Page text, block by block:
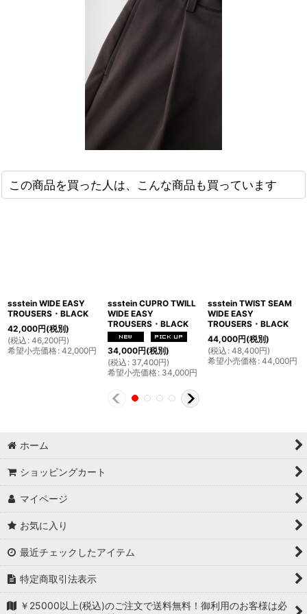
この商品を買った人は、こんな商品も買っています
ssstein WIDE EASY
TROUSERS・BLACK
42,000円(税別)
(税込 : 46,200円)
希望小売価格: 42,000円
ssstein CUPRO TWILL
WIDE EASY
TROUSERS・BLACK
34,000円(税別)
(税込 : 37,400円)
希望小売価格: 34,000円
ssstein TWIST SEAM
WIDE EASY
TROUSERS・BLACK
44,000円(税別)
(税込 : 48,400円)
希望小売価格: 44,000円
ホーム
ショッピングカート
マイページ
お気に入り
最近チェックしたアイテム
特定商取引法表示
￥25000以上(税込)のご注文で送料無料！御利用のお客様は必